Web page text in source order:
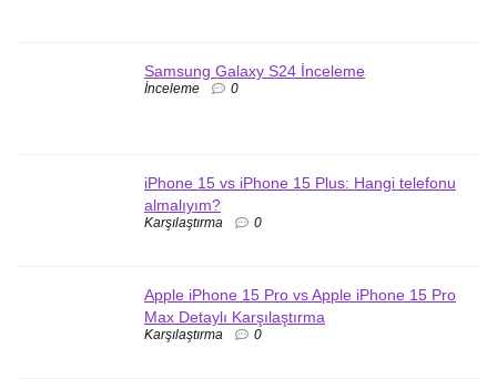
Samsung Galaxy S24 İnceleme
İnceleme 0
iPhone 15 vs iPhone 15 Plus: Hangi telefonu
almalıyım?
Karşılaştırma 0
Apple iPhone 15 Pro vs Apple iPhone 15 Pro
Max Detaylı Karşılaştırma
Karşılaştırma 0